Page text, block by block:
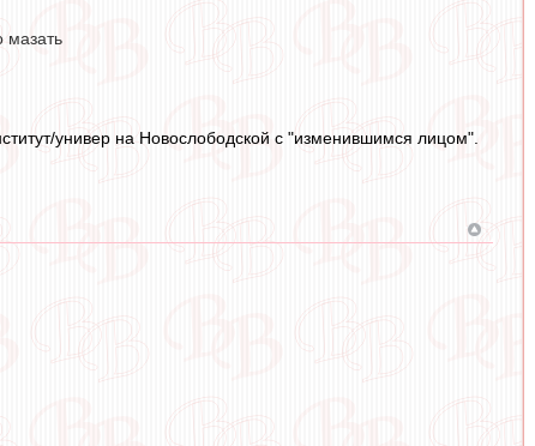
мазать
универ на Новослободской с "изменившимся лицом".